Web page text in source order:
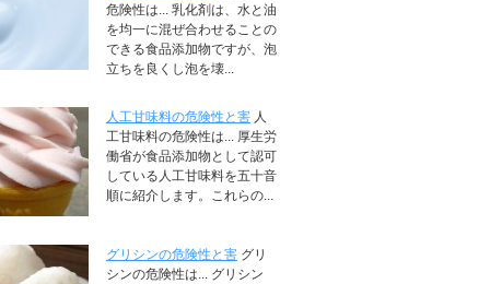
危険性は... 乳化剤は、水と油
を均一に混ぜ合わせることの
できる食品添加物ですが、泡
立ちを良くし泡を壊...
人工甘味料の危険性と害 人
工甘味料の危険性は... 厚生労
働省が食品添加物として認可
している人工甘味料を五十音
順に紹介します。これらの...
グリシンの危険性と害 グリ
シンの危険性は... グリシン